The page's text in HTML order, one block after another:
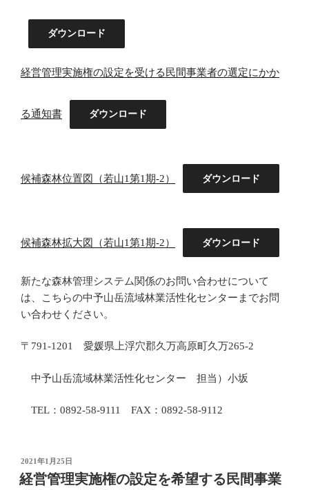
ダウンロード
経営管理実施権の設定を受ける民間事業者の選定にかか
る通知書 ダウンロード
候補森林位置図（若山1第1期-2） ダウンロード
候補森林拡大図（若山1第1期-2） ダウンロード
新たな森林管理システム関係のお問い合わせについて
は、こちらの中予山岳流域林業活性化センターまでお問
い合わせください。
〒791-1201 愛媛県上浮穴郡久万高原町久万265-2
中予山岳流域林業活性化センター 担当）小坂
TEL：0892-58-9111 FAX：0892-58-9112
投
稿
日:
2021年1月25日
経営管理実施権の設定を希望する民間事業